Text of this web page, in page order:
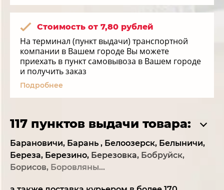
Стоимость от 7,80 рублей
На терминал (пункт выдачи) транспортной
компании в Вашем городе Вы можете
приехать в пункт самовывоза в Вашем городе
и получить заказ
Подробнее
117 пунктов выдачи товара:
Барановичи, Барань , Белоозерск, Белыничи,
Береза, Березино, Березовка, Бобруйск,
Борисов, Боровляны...